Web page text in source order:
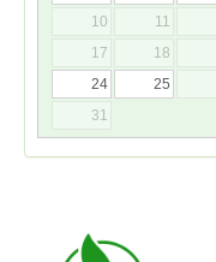
10
11
17
18
24
25
31